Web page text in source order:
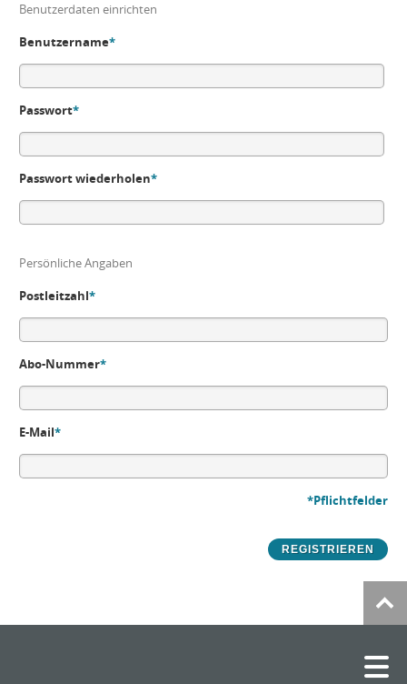
Benutzerdaten einrichten
Benutzername*
Passwort*
Passwort wiederholen*
Persönliche Angaben
Postleitzahl*
Abo-Nummer*
E-Mail*
*Pflichtfelder